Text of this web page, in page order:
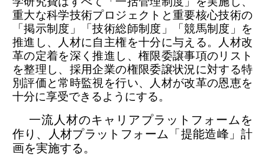
重大な科学技術プロジェクトと重要核心技術の
「掲示制度」「技術総師制度」「競馬制度」を
推進し、人材に自主権を十分に与える。人材改
革の定着を深く推進し、権限委譲事項のリスト
を整理し、採用企業の権限委譲状況に対する特
別評価と常時監視を行い、人材が改革の恩恵を
十分に享受できるようにする。
一流人材のキャリアプラットフォームを
作り、人材プラットフォーム「提能造峰」計
画を実施する。